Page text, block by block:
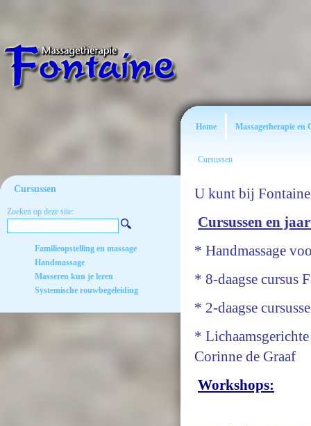
Home Massagetherapie en
Cursussen
Cursussen
Zoeken op deze site:
Familieopstelling en massage
Handmassage
Masseren kun je leren
Systemische rouwbegeleiding
U kunt bij Fontaine
Cursussen en
* Handmassage
* 8-daagse cursus
* 2-daagse
*
Corinne de Graaf
Workshops: